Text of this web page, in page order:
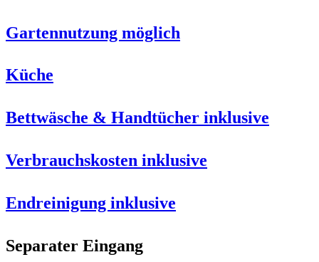
Gartennutzung möglich
Küche
Bettwäsche & Handtücher inklusive
Verbrauchskosten inklusive
Endreinigung inklusive
Separater Eingang